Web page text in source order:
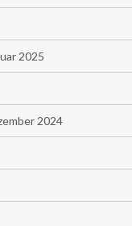
2025
2024